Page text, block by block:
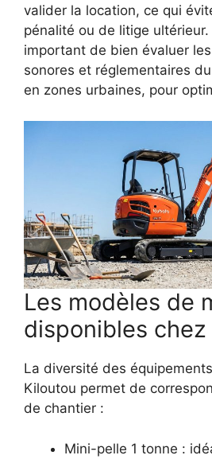
valider la location, ce qui
pénalité ou de litige
important de bien évaluer
sonores et réglementaires
en zones urbaines, pour
Les modèles de
disponibles
La diversité des
Kiloutou permet de
de chantier :
Mini-pelle 1 tonne :